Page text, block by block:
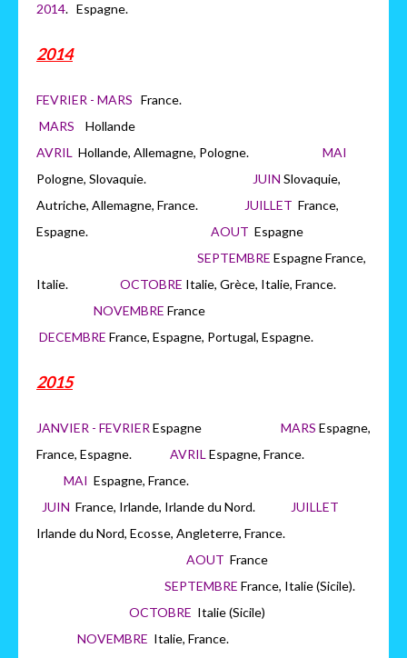
2014. Espagne.
2014
FEVRIER - MARS France.
MARS Hollande
AVRIL Hollande, Allemagne, Pologne. MAI
Pologne, Slovaquie.
JUIN Slovaquie,
Autriche, Allemagne, France.
JUILLET France,
Espagne. AOUT Espagne
SEPTEMBRE Espagne France,
Italie. OCTOBRE Italie, Grèce, Italie, France.
NOVEMBRE France
DECEMBRE France, Espagne, Portugal, Espagne.
2015
JANVIER - FEVRIER Espagne MARS Espagne,
France, Espagne. AVRIL Espagne, France.
MAI Espagne, France.
JUIN France, Irlande, Irlande du Nord.
JUILLET
Irlande du Nord, Ecosse, Angleterre, France.
AOUT France
SEPTEMBRE France, Italie (Sicile).
OCTOBRE Italie (Sicile)
NOVEMBRE Italie, France.